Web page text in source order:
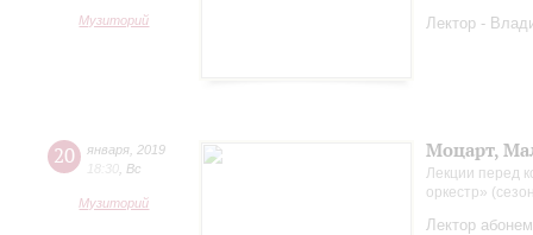
Музиторий Лектор -
20 января 2019
18:30 Вс
Музиторий
Моцарт,
Лекции перед
оркестр»
Лектор